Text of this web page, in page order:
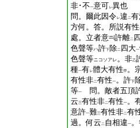
非･不一意可レ異也
問。爾此因令レ違 二
方何。答。所説有
處。立者意
許離二
色聲等ハ許下除二 四大一
色聲等ニコソアレ 。非乙
種一有レ體大有性甲 。
有性非二有性一。許下
等一
問。敵者五頂
云三有性非二有性一。
意許一難三有性非二有
過。何云 二 自相違一